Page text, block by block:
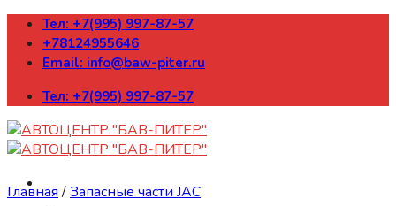
Skip
content
Тел: +7(995) 997-87-57
+78124955646
Email: info@baw-piter.ru
Тел: +7(995) 997-87-57
Главная /Запасные части JAC